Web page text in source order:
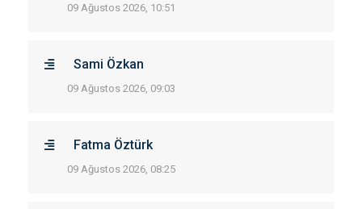
09 Ağustos 2026, 10:51
Sami Özkan
09 Ağustos 2026, 09:03
Fatma Öztürk
09 Ağustos 2026, 08:25